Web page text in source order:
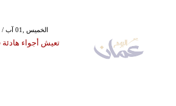
GMT 09:52 2019 الخميس ,01 آب / أغسطس
تعيش أجواء هادئة